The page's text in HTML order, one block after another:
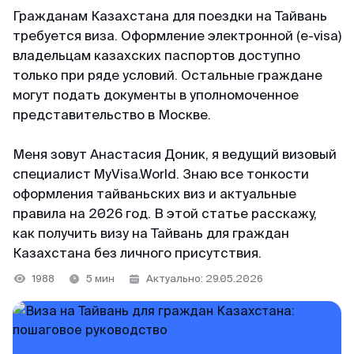
Telegram-канал
@MyVisaWorld
docs@myvisa.world
Реквизиты: Сингапур
MTTA PTE LTD, 5 Napier Road, Republic of
Singapore
Партнёр департамента миграции и контроля
Китай
Таиланд
Блог
ВКонтакте
Светлана
Отзыв с Яндекса · 2025
Огромное спасибо команде MyVisaWorld за
профессиональную помощь в оформлении K-
Eta. Грамотно, четко, быстро и очень удобно.
Процветания и успехов вашему бизнесу!
Георгий
Низкая стоимость
Япония
Тайвань
Индонезия
Китай
Таиланд
Команда поддержки
На связи каждый день с 10:00 до 22:00 по
WhatsApp
Гражданам Казахстана для поездки на Тайвань
требуется виза. Оформление электронной (e-visa)
владельцам казахских паспортов доступно
только при ряде условий. Остальные граждане
могут подать документы в уполномоченное
представительство в Москве.
Меня зовут Анастасия Доник, я ведущий визовый
специалист MyVisa.World. Знаю все тонкости
оформления тайваньских виз и актуальные
правила на 2026 год. В этой статье расскажу,
как получить визу на Тайвань для граждан
Казахстана без личного присутствия.
1988 5 мин Актуально: 29.05.2026